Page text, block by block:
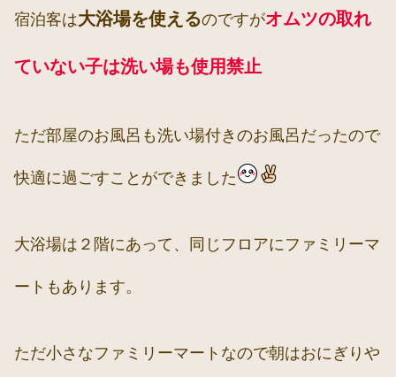
宿泊客は大浴場を使えるのですがオムツの取れ
ていない子は洗い場も使用禁止
ただ部屋のお風呂も洗い場付きのお風呂だったので
快適に過ごすことができました
大浴場は２階にあって、同じフロアにファミリーマ
ートもあります。
ただ小さなファミリーマートなので朝はおにぎりや